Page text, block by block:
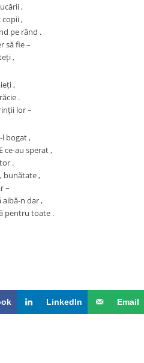
,
,
pe rând .
să fie –
,
,
.
lor –
l bogat ,
ce-au sperat ,
.
bunătate ,
–
aibă-n dar ,
pentru toate .
LinkedIn Email